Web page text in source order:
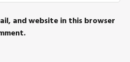
and website in this browser